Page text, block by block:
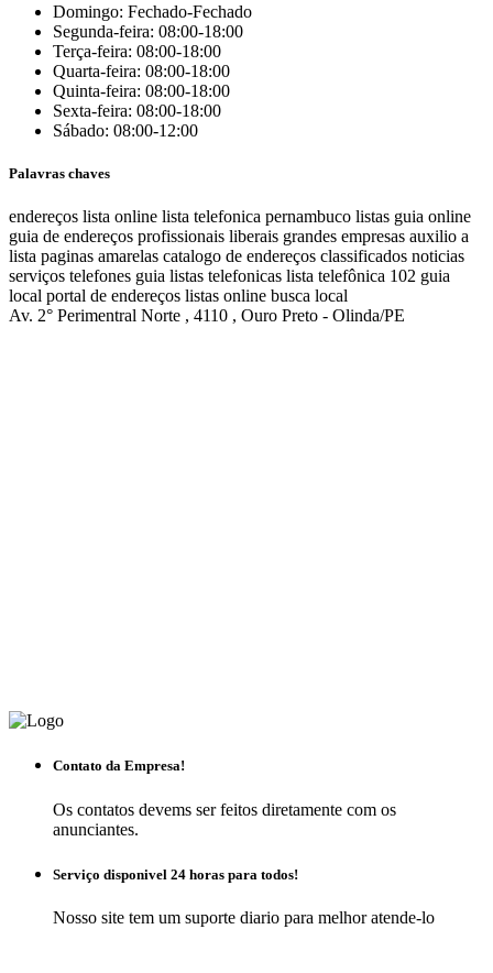
Domingo: Fechado-Fechado
Segunda-feira: 08:00-18:00
Terça-feira: 08:00-18:00
Quarta-feira: 08:00-18:00
Quinta-feira: 08:00-18:00
Sexta-feira: 08:00-18:00
Sábado: 08:00-12:00
Palavras chaves
endereços lista online lista telefonica pernambuco listas guia online
guia de endereços profissionais liberais grandes empresas auxilio a
lista paginas amarelas catalogo de endereços classificados noticias
serviços telefones guia listas telefonicas lista telefônica 102 guia
local portal de endereços listas online busca local
Av. 2° Perimentral Norte , 4110 , Ouro Preto - Olinda/PE
Contato da Empresa!
Os contatos devems ser feitos diretamente com os
anunciantes.
Serviço disponivel 24 horas para todos!
Nosso site tem um suporte diario para melhor atende-lo